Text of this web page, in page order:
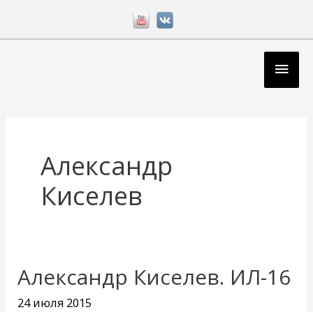
Александр
Киселев
Александр Киселев. ИЛ-16
24 июля 2015